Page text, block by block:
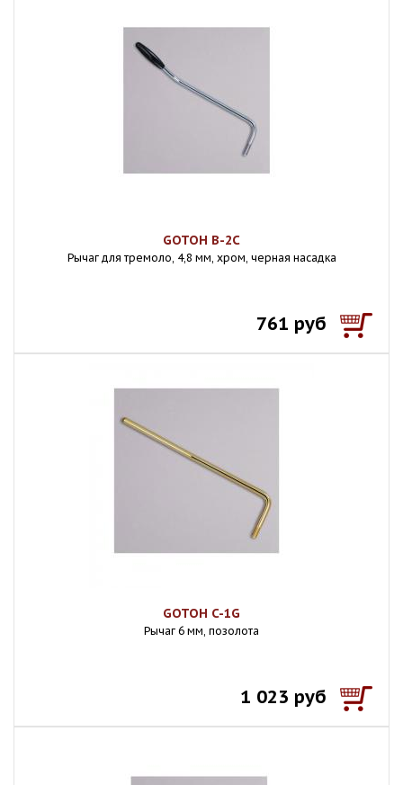
GOTOH B-2C
Рычаг для тремоло, 4,8 мм, хром, черная насадка
761 руб
GOTOH C-1G
Рычаг 6 мм, позолота
1 023 руб